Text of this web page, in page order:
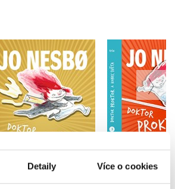
Detaily Více o cookies
Doktor Proktor a
velká loupež zlata
(4)
Jo Nesbo
Do košíku
Doktor
konec
Jo
Do